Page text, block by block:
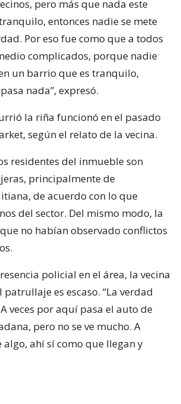
pero más que nada este
entonces nadie se mete
Por eso fue como que a todos
complicados, porque nadie
un barrio que es tranquilo,
nada”, expresó.
la riña funcionó en el pasado
según el relato de la vecina.
residentes del inmueble son
principalmente de
de acuerdo con lo que
del sector. Del mismo modo, la
no habían observado conflictos
policial en el área, la vecina
es escaso. “La verdad
veces por aquí pasa el auto de
pero no se ve mucho. A
algo, ahí sí como que llegan y